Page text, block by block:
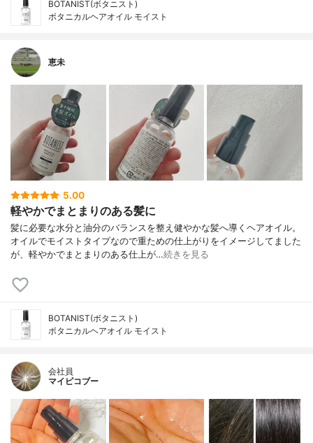
BOTANIST(ボタニスト)
ボタニカルヘアオイル モイスト
恵未
5.00
軽やかでまとまりのある髪に
髪に必要な水分と油分のバランスを整え健やかな髪へ導くヘアオイル。
オイルでモイストタイプなので重ための仕上がりをイメージしてました
が、軽やかでまとまりのある仕上が…続きを見る
BOTANIST(ボタニスト)
ボタニカルヘアオイル モイスト
会社員
マイピコブー